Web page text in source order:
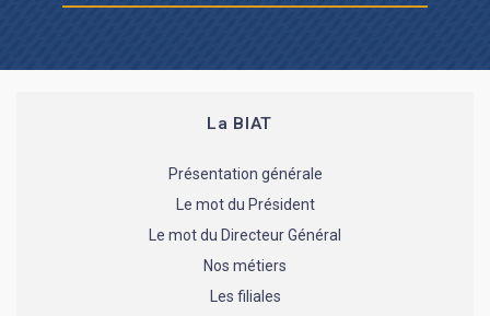
La BIAT
Présentation générale
Le mot du Président
Le mot du Directeur Général
Nos métiers
Les filiales